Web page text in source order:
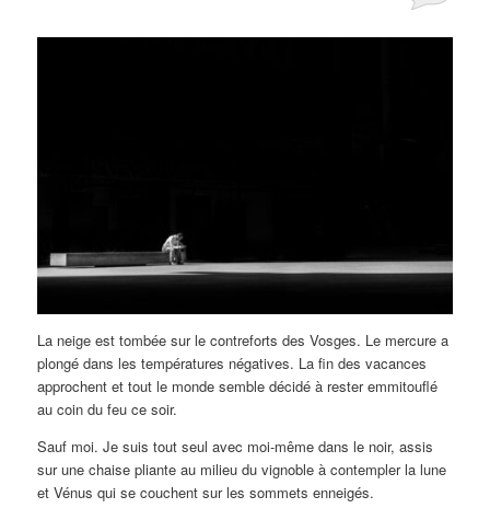
La neige est tombée sur le contreforts des Vosges. Le mercure a
plongé dans les températures négatives. La fin des vacances
approchent et tout le monde semble décidé à rester emmitouflé
au coin du feu ce soir.
Sauf moi. Je suis tout seul avec moi-même dans le noir, assis
sur une chaise pliante au milieu du vignoble à contempler la lune
et Vénus qui se couchent sur les sommets enneigés.